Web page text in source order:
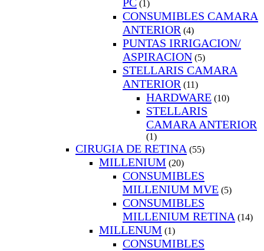
(1)
CONSUMIBLES CAMARA
ANTERIOR (4)
PUNTAS IRRIGACION/
ASPIRACION (5)
STELLARIS CAMARA
ANTERIOR (11)
HARDWARE (10)
STELLARIS
CAMARA ANTERIOR
(1)
CIRUGIA DE RETINA (55)
MILLENIUM (20)
CONSUMIBLES
MILLENIUM MVE (5)
CONSUMIBLES
MILLENIUM RETINA (14)
MILLENUM (1)
CONSUMIBLES